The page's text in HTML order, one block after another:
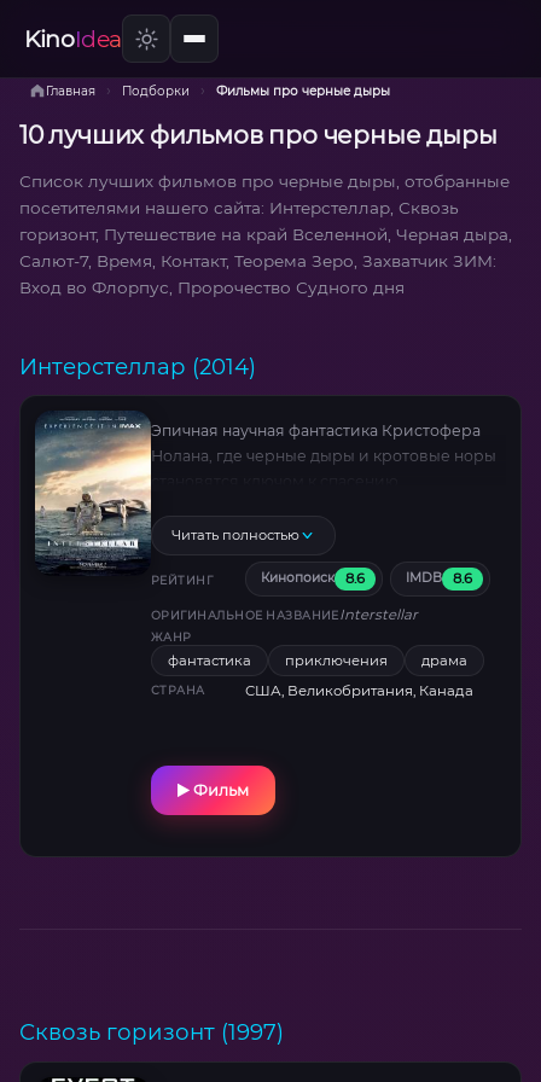
KinoIdea
Главная › Подборки › Фильмы про черные дыры
10 лучших фильмов про черные дыры
Список лучших фильмов про черные дыры, отобранные
посетителями нашего сайта: Интерстеллар, Сквозь
горизонт, Путешествие на край Вселенной, Черная дыра,
Салют-7, Время, Контакт, Теорема Зеро, Захватчик ЗИМ:
Вход во Флорпус, Пророчество Судного дня
Интерстеллар (2014)
Эпичная научная фантастика Кристофера
Нолана, где черные дыры и кротовые норы
относительности, родительской любви и
визуальных шедевров (Оскар за
спецэффекты). В ролях: Мэттью Макконахи,
Энн Хэтэуэй. Уникальность — консультация
астрофизика Кипа Торна.
Читать полностью
РЕЙТИНГ Кинопоиск 8.6 IMDB 8.6
ОРИГИНАЛЬНОЕ НАЗВАНИЕInterstellar
ЖАНР
фантастика приключения драма
СТРАНА США, Великобритания, Канада
Фильм
Сквозь горизонт (1997)